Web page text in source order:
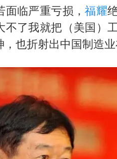
OpenAI为免费用户升级
“中国蔬菜之乡”最高温达
段绚竞因公牺牲 年仅44岁
日本广岛民众举行游行反
27岁女子成组织卖淫集团
97岁英国奶奶飞上天再破
女子开一天一夜空调后二
奋进开新局 实干挑大梁
面临严重亏损，福耀
不了我就把（美国）
也折射出中国制造业